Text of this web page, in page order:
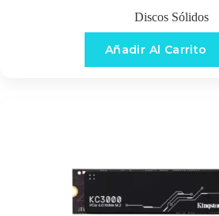
Discos Sólidos
Añadir Al Carrito